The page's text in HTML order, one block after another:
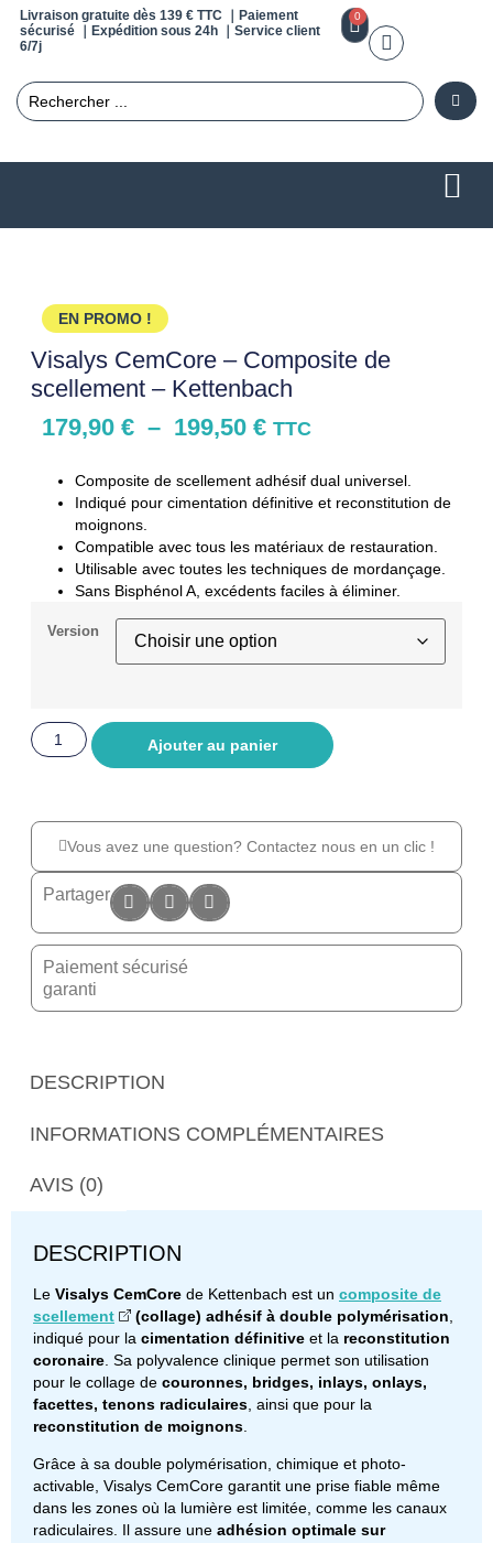
Livraison gratuite dès 139 € TTC ｜Paiement
sécurisé ｜Expédition sous 24h ｜Service client
6/7j
0
EN PROMO !
Visalys CemCore – Composite de
scellement – Kettenbach
179,90 € – 199,50 € TTC
Composite de scellement adhésif dual universel.
Indiqué pour cimentation définitive et reconstitution de
moignons.
Compatible avec tous les matériaux de restauration.
Utilisable avec toutes les techniques de mordançage.
Sans Bisphénol A, excédents faciles à éliminer.
Version
Ajouter au panier
Vous avez une question? Contactez nous en un clic !
Partager
Paiement sécurisé
garanti
DESCRIPTION
INFORMATIONS COMPLÉMENTAIRES
AVIS (0)
DESCRIPTION
Le Visalys CemCore de Kettenbach est un composite de
scellement
(collage) adhésif à double polymérisation
indiqué pour la cimentation définitive et la reconstitution
coronaire . Sa polyvalence clinique permet son utilisation
pour le collage de couronnes, bridges, inlays, onlays,
facettes, tenons radiculaires , ainsi que pour la
reconstitution de moignons
Grâce à sa double polymérisation, chimique et photo-
activable, Visalys CemCore garantit une prise fiable même
dans les zones où la lumière est limitée, comme les canaux
radiculaires. Il assure une adhésion optimale sur